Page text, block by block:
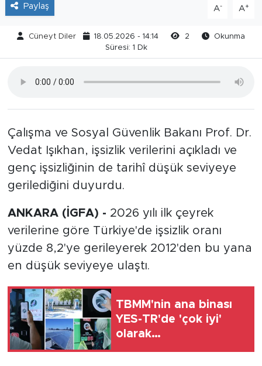
Paylaş A- A+
Cüneyt Diler 18.05.2026 - 14:14 2
Okunma
Süresi: 1 Dk
Çalışma ve Sosyal Güvenlik Bakanı Prof. Dr.
Vedat Işıkhan, işsizlik verilerini açıkladı ve
genç işsizliğinin de tarihî düşük seviyeye
gerilediğini duyurdu.
ANKARA (İGFA) - 2026 yılı ilk çeyrek
verilerine göre Türkiye'de işsizlik oranı
yüzde 8,2'ye gerileyerek 2012'den bu yana
en düşük seviyeye ulaştı.
TBMM'nin ana binası
YES-TR'de 'çok iyi'
olarak